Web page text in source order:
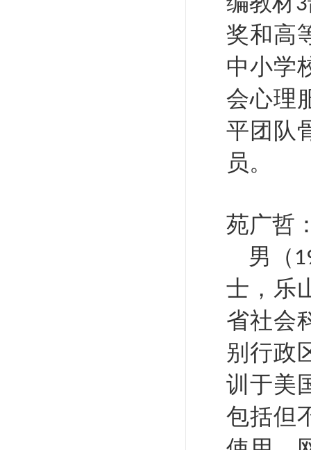
3
奖和高
中小学
会心理
平团队
员。
苑广哲
男（
士， 乐
省社会
别行政
训于美
包括但